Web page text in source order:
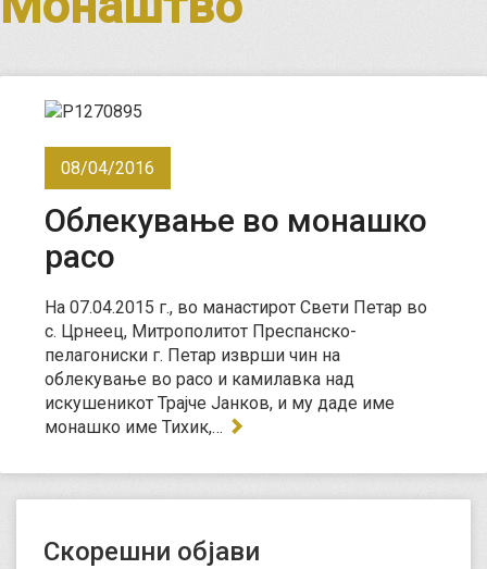
08/04/2016
Облекување во монашко
расо
На 07.04.2015 г., во манастирот Свети Петар во
с. Црнеец, Митрополитот Преспанско-
пелагониски г. Петар изврши чин на
облекување во расо и камилавка над
искушеникот Трајче Јанков, и му даде име
монашко име Тихик,…
Скорешни објави